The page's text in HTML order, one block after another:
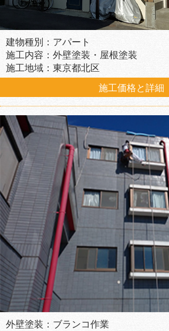
建物種別：アパート
施工内容：外壁塗装・屋根塗装
施工地域：東京都北区
施工価格と詳細
外壁塗装：ブランコ作業